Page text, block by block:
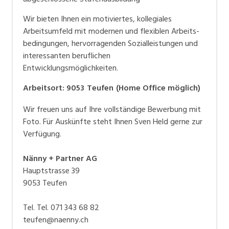
führenden Adresse für Wasser- und Umweltplanung
werden.
Im Lauf der Jahre wurde das Arbeitsgebiet erweitert,
und heute ist KUSTER+HAGER eines der führenden
Unternehmen für allgemeine Ingenieurarbeiten im
Hoch- und Tiefbau, Erschliessungsplanungen,
Strassenbau und Kanalisationen.
Das Angebot an Dienstleistungen umfasst neben
Expertisen, Umweltverträglichkeitsprüfungen und
begleitende Beratungen von Bauherren und
Korporationen.
INTERESSANTE BERUFSAUSSICHTEN
Wir bieten Ihnen ein motiviertes, kollegiales
Arbeitsumfeld mit modernen und flexiblen Arbeits-
bedingungen, hervorragenden Sozialleistungen und
interessanten beruflichen
Entwicklungsmöglichkeiten.
Arbeitsort: 9053 Teufen (Home Office möglich)
Wir freuen uns auf Ihre vollständige Bewerbung mit
Foto. Für Auskünfte steht Ihnen Sven Held gerne zur
Verfügung.
Nänny + Partner AG
Hauptstrasse 39
9053 Teufen
Tel. Tel. 071 343 68 82
teufen@naenny.ch